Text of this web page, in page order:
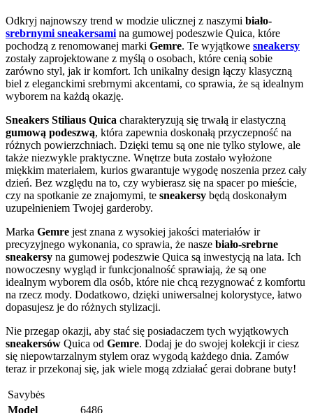
Odkryj najnowszy trend w modzie ulicznej z naszymi biało-
srebrnymi sneakersami na gumowej podeszwie Quica, które
pochodzą z renomowanej marki Gemre. Te wyjątkowe sneakersy
zostały zaprojektowane z myślą o osobach, które cenią sobie
zarówno styl, jak ir komfort. Ich unikalny design łączy klasyczną
biel z eleganckimi srebrnymi akcentami, co sprawia, że są idealnym
wyborem na każdą okazję.
Sneakers Stiliaus Quica charakteryzują się trwałą ir elastyczną
gumową podeszwą, która zapewnia doskonałą przyczepność na
różnych powierzchniach. Dzięki temu są one nie tylko stylowe, ale
także niezwykle praktyczne. Wnętrze buta zostało wyłożone
miękkim materiałem, kurios gwarantuje wygodę noszenia przez cały
dzień. Bez względu na to, czy wybierasz się na spacer po mieście,
czy na spotkanie ze znajomymi, te sneakersy będą doskonałym
uzupełnieniem Twojej garderoby.
Marka Gemre jest znana z wysokiej jakości materiałów ir
precyzyjnego wykonania, co sprawia, że nasze biało-srebrne
sneakersy na gumowej podeszwie Quica są inwestycją na lata. Ich
nowoczesny wygląd ir funkcjonalność sprawiają, że są one
idealnym wyborem dla osób, które nie chcą rezygnować z komfortu
na rzecz mody. Dodatkowo, dzięki uniwersalnej kolorystyce, łatwo
dopasujesz je do różnych stylizacji.
Nie przegap okazji, aby stać się posiadaczem tych wyjątkowych
sneakersów Quica od Gemre. Dodaj je do swojej kolekcji ir ciesz
się niepowtarzalnym stylem oraz wygodą każdego dnia. Zamów
teraz ir przekonaj się, jak wiele mogą zdziałać gerai dobrane buty!
Savybės
Model
6486